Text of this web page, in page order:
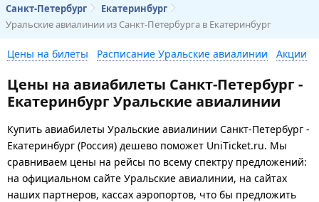
Санкт-Петербург
Екатеринбург
Уральские авиалинии из Санкт-Петербурга в Екатеринбург
Цены на билеты Расписание Уральские авиалинии Акции
Цены на авиабилеты Санкт-Петербург -
Екатеринбург Уральские авиалинии
Купить авиабилеты Уральские авиалинии Санкт-Петербург -
Екатеринбург (Россия) дешево поможет UniTicket.ru. Мы
сравниваем цены на рейсы по всему спектру предложений:
на официальном сайте Уральские авиалинии, на сайтах
наших партнеров, кассах аэропортов, что бы предложить